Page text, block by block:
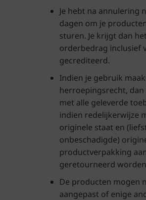
Je hebt na annulering
dagen om je
sturen. Je krijgt dan
orderbedrag inclusief
gecrediteerd.
Indien je gebruik
herroepingsrecht,
met alle geleverde
indien redelijkerwijze
originele staat en
onbeschadigde)
productverpakking
geretourneerd
De producten mogen
aangepast of enige